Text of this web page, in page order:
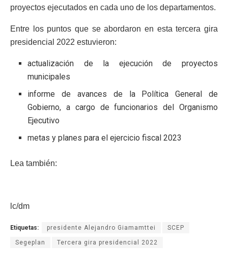
proyectos ejecutados en cada uno de los departamentos.
Entre los puntos que se abordaron en esta tercera gira
presidencial 2022 estuvieron:
actualización de la ejecución de proyectos
municipales
informe de avances de la Política General de
Gobierno, a cargo de funcionarios del Organismo
Ejecutivo
metas y planes para el ejercicio fiscal 2023
Lea también:
lc/dm
Etiquetas: presidente Alejandro Giamamttei SCEP
Segeplan Tercera gira presidencial 2022